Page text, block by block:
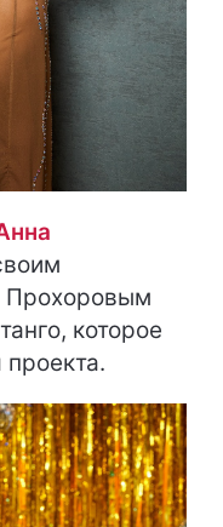
Прохоровым
которое